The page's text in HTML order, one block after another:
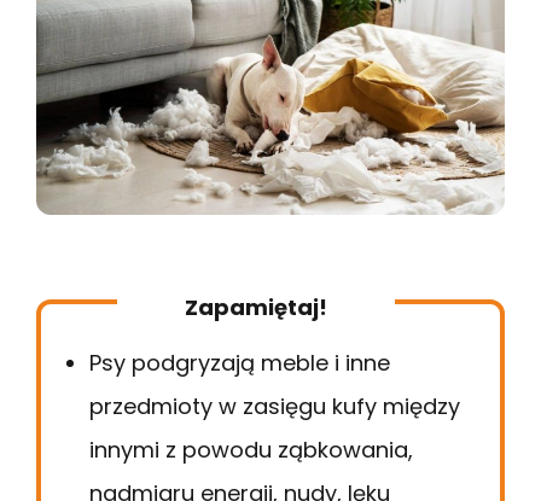
Zapamiętaj!
Psy podgryzają meble i inne
przedmioty w zasięgu kufy między
innymi z powodu ząbkowania,
nadmiaru energii, nudy, lęku